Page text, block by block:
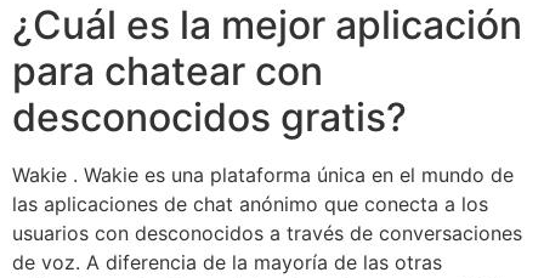
¿Cuál es la mejor aplicación
para chatear con
desconocidos gratis?
Wakie . Wakie es una plataforma única en el mundo de
las aplicaciones de chat anónimo que conecta a los
usuarios con desconocidos a través de conversaciones
de voz. A diferencia de la mayoría de las otras